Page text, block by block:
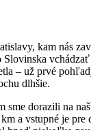
kam nás
vchádzať
– už prvé
dlhšie.
dorazili na
a vstupné je